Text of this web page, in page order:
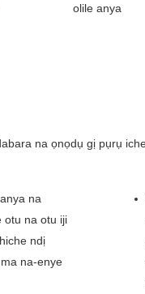
olile anya
na ọnọdụ gị pụrụ
na
otu na otu iji
ndị
na-enye